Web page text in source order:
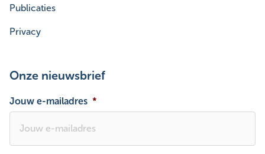
Publicaties
Privacy
Onze nieuwsbrief
Jouw e-mailadres *